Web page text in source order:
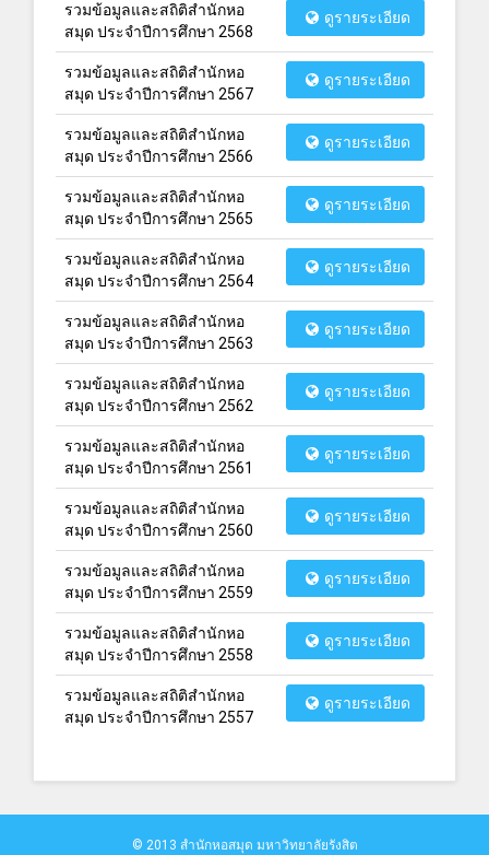
รวมข้อมูลและสถิติสำนักหอ
สมุด ประจำปีการศึกษา 2568
ดูรายระเอียด
รวมข้อมูลและสถิติสำนักหอ
สมุด ประจำปีการศึกษา 2567
ดูรายระเอียด
รวมข้อมูลและสถิติสำนักหอ
สมุด ประจำปีการศึกษา 2566
ดูรายระเอียด
รวมข้อมูลและสถิติสำนักหอ
สมุด ประจำปีการศึกษา 2565
ดูรายระเอียด
รวมข้อมูลและสถิติสำนักหอ
สมุด ประจำปีการศึกษา 2564
ดูรายระเอียด
รวมข้อมูลและสถิติสำนักหอ
สมุด ประจำปีการศึกษา 2563
ดูรายระเอียด
รวมข้อมูลและสถิติสำนักหอ
สมุด ประจำปีการศึกษา 2562
ดูรายระเอียด
รวมข้อมูลและสถิติสำนักหอ
สมุด ประจำปีการศึกษา 2561
ดูรายระเอียด
รวมข้อมูลและสถิติสำนักหอ
สมุด ประจำปีการศึกษา 2560
ดูรายระเอียด
รวมข้อมูลและสถิติสำนักหอ
สมุด ประจำปีการศึกษา 2559
ดูรายระเอียด
รวมข้อมูลและสถิติสำนักหอ
สมุด ประจำปีการศึกษา 2558
ดูรายระเอียด
รวมข้อมูลและสถิติสำนักหอ
สมุด ประจำปีการศึกษา 2557
ดูรายระเอียด
© 2013 สำนักหอสมุด มหาวิทยาลัยรังสิต